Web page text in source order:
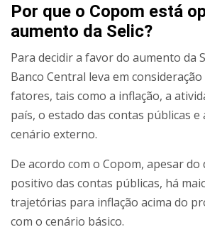
Por que o Copom está
aumento da Selic?
Para decidir a favor do aumento da
Banco Central leva em
fatores, tais como a inflação, a
país, o estado das contas públicas e
cenário externo.
De acordo com o Copom, apesar
positivo das contas públicas, há
trajetórias para inflação acima do
com o cenário básico.